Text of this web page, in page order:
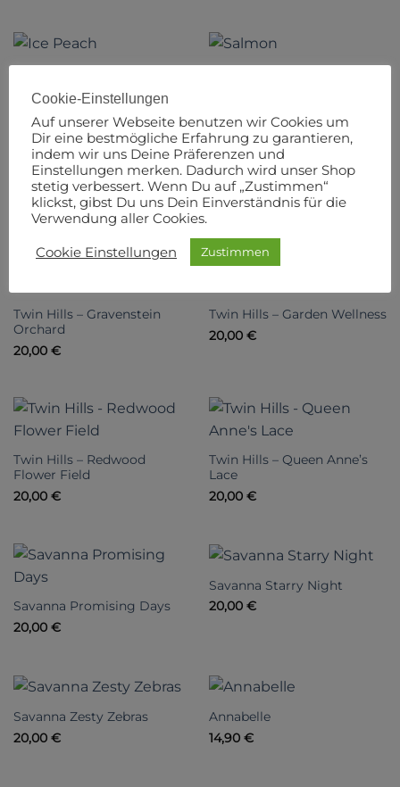
15,00€
Peapod
15,00€
Artichoke
15,00€
Twin Hills – Gravenstein
Orchard
20,00 €
Twin Hills – Garden Wellness
20,00 €
Twin Hills – Redwood
Flower Field
20,00 €
Twin Hills – Queen Anne’s
Lace
20,00 €
Savanna Promising Days
20,00 €
Savanna Starry Night
20,00 €
Savanna Zesty Zebras
20,00 €
Annabelle
14,90 €
Cookie-Einstellungen
Auf unserer Webseite benutzen wir Cookies um
Dir eine bestmögliche Erfahrung zu garantieren,
indem wir uns Deine Präferenzen und
Einstellungen merken. Dadurch wird unser Shop
stetig verbessert. Wenn Du auf „Zustimmen“
klickst, gibst Du uns Dein Einverständnis für die
Verwendung aller Cookies.
Cookie Einstellungen Zustimmen